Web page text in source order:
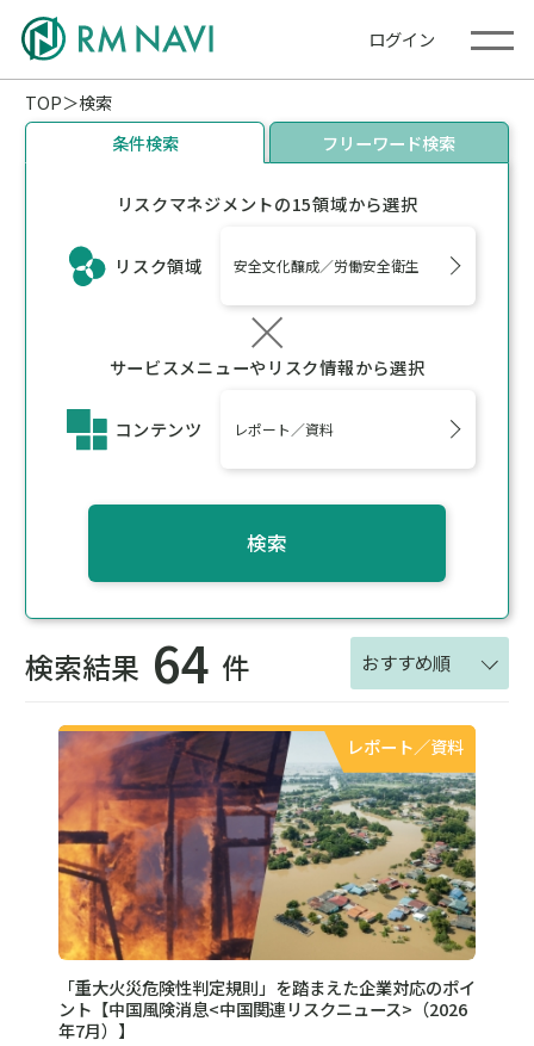
ログイン
TOP
検索
条件検索
フリーワード検索
リスクマネジメントの15領域から選択
リスク領域 安全文化醸成／労働安全衛生
サービスメニューやリスク情報から選択
コンテンツ レポート／資料
検索
検索結果 64 件 おすすめ順
レポート／資料
「重大火災危険性判定規則」を踏まえた企業対応のポイ
ント【中国風険消息<中国関連リスクニュース>（2026
年7月）】